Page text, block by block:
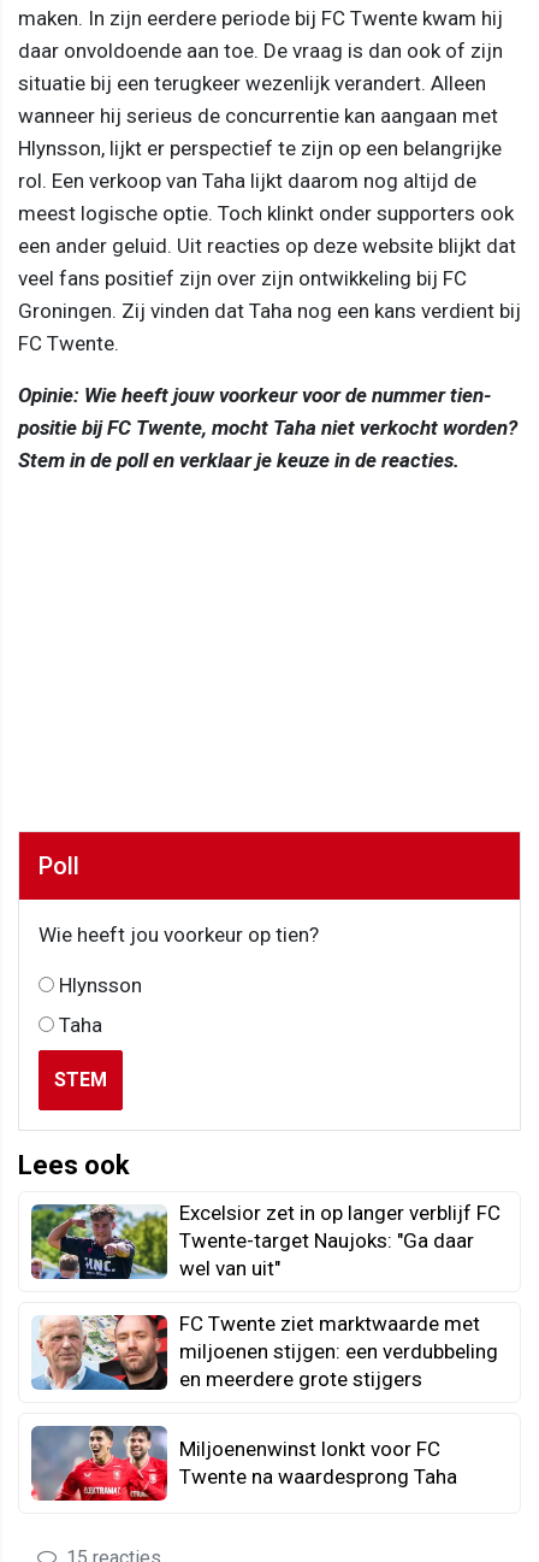
maken. In zijn eerdere periode bij FC Twente kwam hij
daar onvoldoende aan toe. De vraag is dan ook of zijn
situatie bij een terugkeer wezenlijk verandert. Alleen
wanneer hij serieus de concurrentie kan aangaan met
Hlynsson, lijkt er perspectief te zijn op een belangrijke
rol. Een verkoop van Taha lijkt daarom nog altijd de
meest logische optie. Toch klinkt onder supporters ook
een ander geluid. Uit reacties op deze website blijkt dat
veel fans positief zijn over zijn ontwikkeling bij FC
Groningen. Zij vinden dat Taha nog een kans verdient bij
FC Twente.
Opinie: Wie heeft jouw voorkeur voor de nummer tien-
positie bij FC Twente, mocht Taha niet verkocht worden?
Stem in de poll en verklaar je keuze in de reacties.
Poll
Wie heeft jou voorkeur op tien?
Hlynsson
Taha
STEM
Lees ook
Excelsior zet in op langer verblijf FC
Twente-target Naujoks: "Ga daar
wel van uit"
FC Twente ziet marktwaarde met
miljoenen stijgen: een verdubbeling
en meerdere grote stijgers
Miljoenenwinst lonkt voor FC
Twente na waardesprong Taha